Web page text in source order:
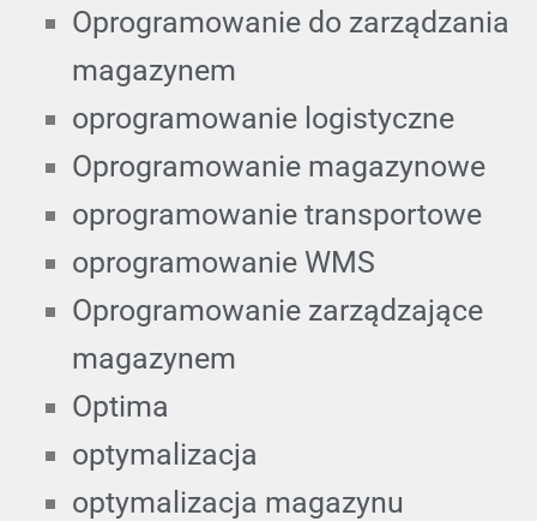
Oprogramowanie do zarządzania
magazynem
oprogramowanie logistyczne
Oprogramowanie magazynowe
oprogramowanie transportowe
oprogramowanie WMS
Oprogramowanie zarządzające
magazynem
Optima
optymalizacja
optymalizacja magazynu